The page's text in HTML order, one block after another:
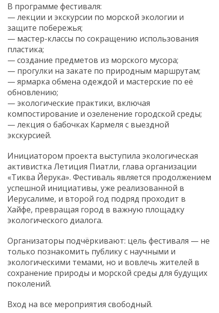
В программе фестиваля:
— лекции и экскурсии по морской экологии и
защите побережья;
— мастер-классы по сокращению использования
пластика;
— создание предметов из морского мусора;
— прогулки на закате по природным маршрутам;
— ярмарка обмена одеждой и мастерские по её
обновлению;
— экологические практики, включая
компостирование и озеленение городской среды;
— лекция о бабочках Кармеля с выездной
экскурсией.
Инициатором проекта выступила экологическая
активистка Летиция Пиатли, глава организации
«Тиква Йерука». Фестиваль является продолжением
успешной инициативы, уже реализованной в
Иерусалиме, и второй год подряд проходит в
Хайфе, превращая город в важную площадку
экологического диалога.
Организаторы подчёркивают: цель фестиваля — не
только познакомить публику с научными и
экологическими темами, но и вовлечь жителей в
сохранение природы и морской среды для будущих
поколений.
Вход на все мероприятия свободный.